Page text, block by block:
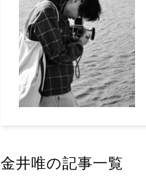
金井唯の記事一覧